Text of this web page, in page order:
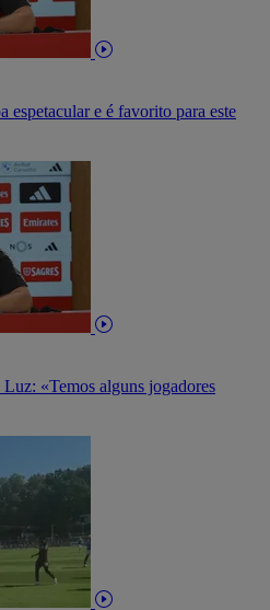
espetacular e é favorito para este
«Temos alguns jogadores